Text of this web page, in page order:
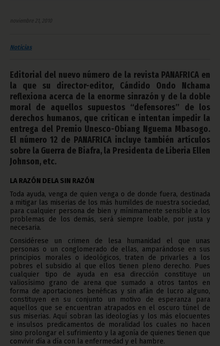
noviembre 21, 2010
Noticias
Editorial del nuevo número de la revista PANAFRICA en
la que su director-editor, Cándido Ondo Nchama
reflexiona acerca de la enorme sinrazón y de la doble
moral de aquellos supuestos “defensores” de los
derechos humanos, que critican e intentan impedir la
entrega del Premio Unesco-Obiang Nguema Mbasogo.
El número 12 de PANAFRICA incluye también artículos
sobre la Guerra de Biafra, la Presidenta de Liberia Ellen
Johnson, etc.
LA RAZÓN DELA SIN RAZÓN
Toda ayuda, venga de quien venga o de donde fuera, destinada
a mitigar las miserias de los más humildes de nuestra sociedad,
para cualquier persona de bien y mínimamente sensible a los
problemas de los demás, será siempre loable, por justa y
necesaria.
Considérese un crimen de lesa humanidad el que unas
personas o un conglomerado de ellas, amparándose en sus
principios morales o ideológicos, traten de privarles a los
pobres el subsidio al que ellos tienen pleno derecho. Pues
cualquier tipo de ayuda en esa dirección constituye un
valiosísimo grano de arena que sumado a otros tantos en
forma de aportaciones benéficas y sin afán de lucro alguno,
constituyen en su conjunto un motivo de esperanza para
aquellos que se encuentran atrapados en el oscuro túnel de
sus miserias. Aquí sobran las ideologías y los más elocuentes
e insulsos predicamentos de moralidad los cuales no hacen
sino prolongar el sufrimiento y la agonía de quienes tienen que
convivir día a día con la enfermedad y el hambre.